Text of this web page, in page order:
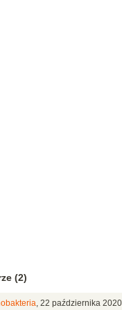
(2)
, 22 października